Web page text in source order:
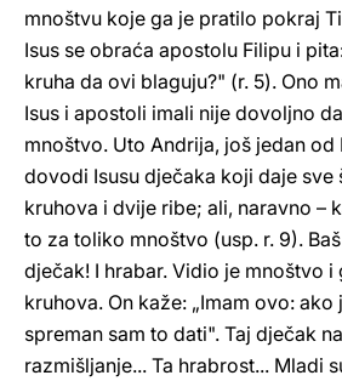
mnoštvu koje ga je pratilo pokraj
Isus se obraća apostolu Filipu i
kruha da ovi blaguju?" (r. 5). Ono
Isus i apostoli imali nije dovoljno
mnoštvo. Uto Andrija, još jedan od
dovodi Isusu dječaka koji daje sve
kruhova i dvije ribe; ali, naravno –
to za toliko mnoštvo (usp. r. 9).
dječak! I hrabar. Vidio je mnoštvo
kruhova. On kaže: „Imam ovo: ako
spreman sam to dati". Taj dječak
razmišljanje... Ta hrabrost... Mladi